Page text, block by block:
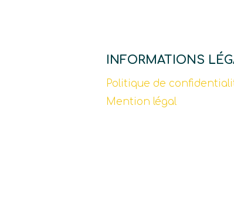
INFORMATIONS
Politique de
Mention légal